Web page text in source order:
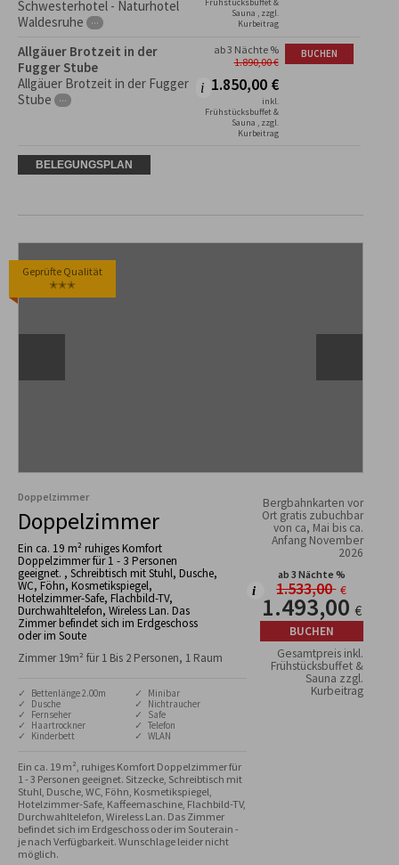
Schwesterhotel - Naturhotel
Waldesruhe
···
Sauna , zzgl.
Kurbeitrag
Allgäuer Brotzeit in der
Fugger Stube
Allgäuer Brotzeit in der Fugger
Stube
···
ab 3 Nächte %
1.890,00€
1.850,00 €
inkl.
Frühstücksbuffet &
Sauna , zzgl.
Kurbeitrag
BUCHEN
BELEGUNGSPLAN
Geprüfte Qualität
✭✭✭
Doppelzimmer
Doppelzimmer
Ein ca. 19 m² ruhiges Komfort
Doppelzimmer für 1 - 3 Personen
geeignet. , Schreibtisch mit Stuhl, Dusche,
WC, Föhn, Kosmetikspiegel,
Hotelzimmer-Safe, Flachbild-TV,
Durchwahltelefon, Wireless Lan. Das
Zimmer befindet sich im Erdgeschoss
oder im Soute
Zimmer 19m² für 1 Bis 2 Personen, 1 Raum
✓ Bettenlänge 2.00m
✓ Dusche
✓ Fernseher
✓ Haartrockner
✓ Kinderbett
✓ Minibar
✓ Nichtraucher
✓ Safe
✓ Telefon
✓ WLAN
Ein ca. 19 m², ruhiges Komfort Doppelzimmer für
1 - 3 Personen geeignet. Sitzecke, Schreibtisch mit
Stuhl, Dusche, WC, Föhn, Kosmetikspiegel,
Hotelzimmer-Safe, Kaffeemaschine, Flachbild-TV,
Durchwahltelefon, Wireless Lan. Das Zimmer
befindet sich im Erdgeschoss oder im Souterain -
je nach Verfügbarkeit. Wunschlage leider nicht
möglich.
Bergbahnkarten vor
Ort gratis zubuchbar
von ca, Mai bis ca.
Anfang November
2026
ab 3 Nächte %
1.533,00 €
1.493,00 €
BUCHEN
Gesamtpreis inkl.
Frühstücksbuffet &
Sauna zzgl.
Kurbeitrag